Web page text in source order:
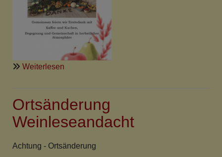
Weiterlesen
Ortsänderung
Weinleseandacht
Achtung - Ortsänderung